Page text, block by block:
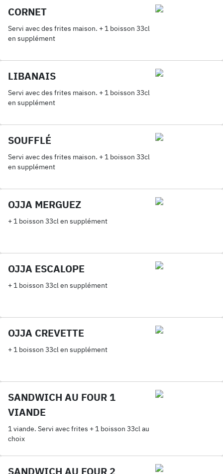
CORNET
Servi avec des frites maison. + 1 boisson 33cl
en supplément
LIBANAIS
Servi avec des frites maison. + 1 boisson 33cl
en supplément
SOUFFLÉ
Servi avec des frites maison. + 1 boisson 33cl
en supplément
OJJA MERGUEZ
+ 1 boisson 33cl en supplément
OJJA ESCALOPE
+ 1 boisson 33cl en supplément
OJJA CREVETTE
+ 1 boisson 33cl en supplément
SANDWICH AU FOUR 1
VIANDE
1 viande. Servi avec frites + 1 boisson 33cl au
choix
SANDWICH AU FOUR 2